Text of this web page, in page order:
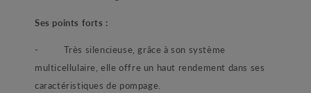
Ses points forts :
- Très silencieuse, grâce à son système
multicellulaire, elle offre un haut rendement dans ses
caractéristiques de pompage.